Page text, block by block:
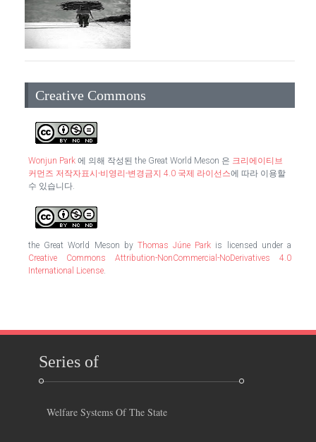
Creative Commons
Wonjun Park 에 의해 작성된 the Great World Meson 은 크리에이티브
커먼즈 저작자표시-비영리-변경금지 4.0 국제 라이선스에 따라 이용할
수 있습니다.
the Great World Meson by Thomas Júne Park is licensed under a
Creative Commons Attribution-NonCommercial-NoDerivatives 4.0
International License
Series of
Welfare Systems Of The State